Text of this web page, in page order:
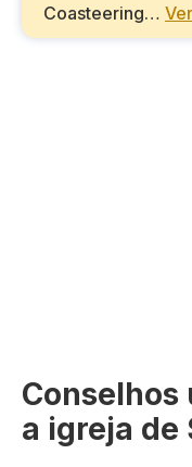
Coasteering…
a igreja de